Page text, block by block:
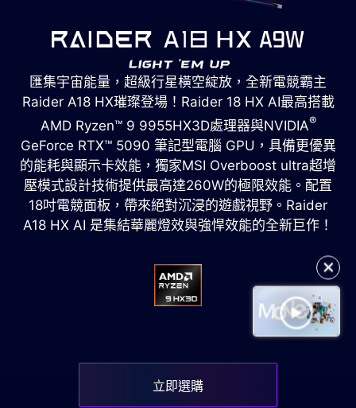
✕
匯集宇宙能量，超級行星橫空綻放，全新電競霸主
Raider A18 HX璀璨登場！Raider 18 HX AI最高搭載
AMD Ryzen™ 9 9955HX3D處理器與NVIDIA®
GeForce RTX™ 5090 筆記型電腦 GPU，具備更優異
的能耗與顯示卡效能，獨家MSI Overboost ultra超增
壓模式設計技術提供最高達260W的極限效能。配置
18吋電競面板，帶來絕對沉浸的遊戲視野。Raider
A18 HX AI 是集結華麗燈效與強悍效能的全新巨作！
立即選購